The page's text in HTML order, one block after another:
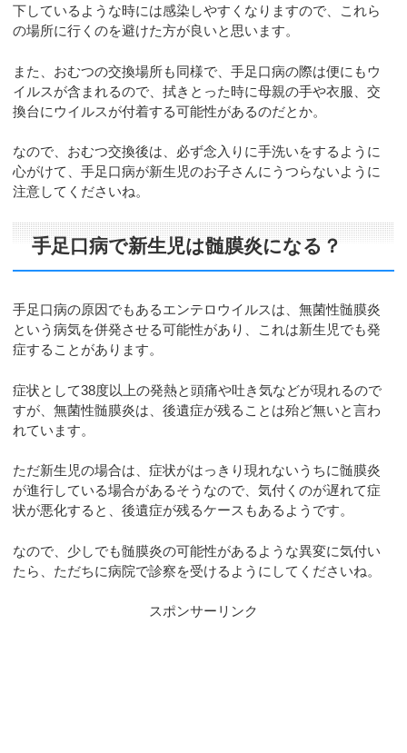
下しているような時には感染しやすくなりますので、これら
の場所に行くのを避けた方が良いと思います。
また、おむつの交換場所も同様で、手足口病の際は便にもウ
イルスが含まれるので、拭きとった時に母親の手や衣服、交
換台にウイルスが付着する可能性があるのだとか。
なので、おむつ交換後は、必ず念入りに手洗いをするように
心がけて、手足口病が新生児のお子さんにうつらないように
注意してくださいね。
手足口病で新生児は髄膜炎になる？
手足口病の原因でもあるエンテロウイルスは、無菌性髄膜炎
という病気を併発させる可能性があり、これは新生児でも発
症することがあります。
症状として38度以上の発熱と頭痛や吐き気などが現れるので
すが、無菌性髄膜炎は、後遺症が残ることは殆ど無いと言わ
れています。
ただ新生児の場合は、症状がはっきり現れないうちに髄膜炎
が進行している場合があるそうなので、気付くのが遅れて症
状が悪化すると、後遺症が残るケースもあるようです。
なので、少しでも髄膜炎の可能性があるような異変に気付い
たら、ただちに病院で診察を受けるようにしてくださいね。
スポンサーリンク